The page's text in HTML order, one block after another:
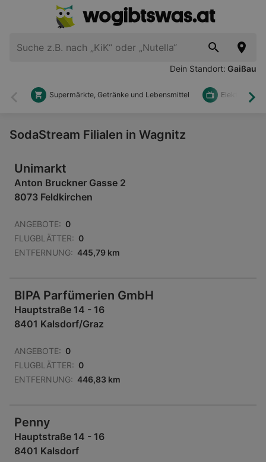
Dein Standort: Gaißau
Zurück
Supermärkte, Getränke und Lebensmittel Elektronik
SodaStream Filialen in Wagnitz
Unimarkt
Anton Bruckner Gasse 2
8073 Feldkirchen
ANGEBOTE: 0
FLUGBLÄTTER: 0
ENTFERNUNG: 445,79 km
BIPA Parfümerien GmbH
Hauptstraße 14 - 16
8401 Kalsdorf/Graz
ANGEBOTE: 0
FLUGBLÄTTER: 0
ENTFERNUNG: 446,83 km
Penny
Hauptstraße 14 - 16
8401 Kalsdorf